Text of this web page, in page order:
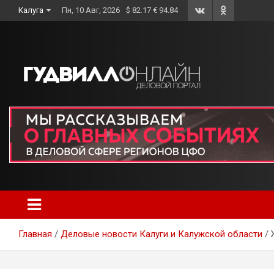
to
Калуга Пн, 10 Авг, 2026 $ 82.17 € 94.84
Главная Деловые новости Калуги и Калужской области